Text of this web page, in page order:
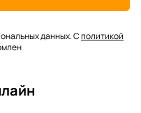
данных. Сполитикой